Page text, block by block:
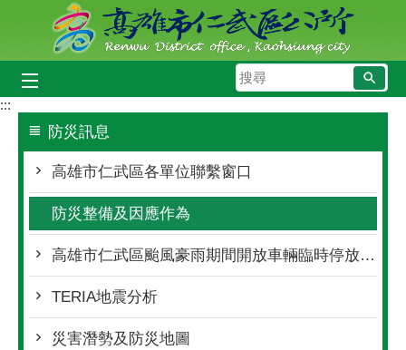
跳到主要內容區塊
搜
尋
:::
防災訊息
高雄市仁武區各單位聯繫窗口
防災整備及因應作為
高雄市仁武區颱風豪雨期間開放車輛臨時停放處所
TERIA地震分析
災害潛勢及防災地圖